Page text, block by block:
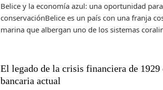
Belice y la economía azul: una oportunidad
conservaciónBelice es un país con una franja
marina que albergan uno de los sistemas
El legado de la crisis financiera de 1929
bancaria actual